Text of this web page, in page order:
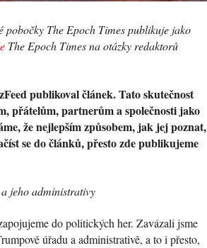
pobočky The Epoch Times publikuje jako
The Epoch Times na otázky redaktorů
publikoval článek. Tato skutečnost
přátelům, partnerům a společnosti jako
že nejlepším způsobem, jak jej poznat,
se do článků, přesto zde publikujeme
jeho administrativy
do politických her. Zavázali jsme
úřadu a administrativě, a to i přesto,